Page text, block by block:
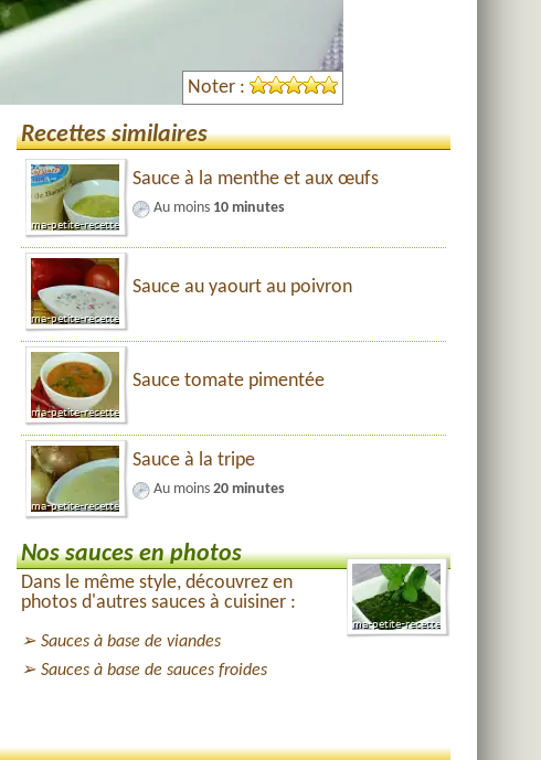
Noter :
Recettes similaires
Sauce à la menthe et aux œufs
Au moins 10 minutes
Sauce au yaourt au poivron
Sauce tomate pimentée
Sauce à la tripe
Au moins 20 minutes
Nos sauces en photos
Dans le même style, découvrez en
photos d'autres sauces à cuisiner :
Sauces à base de viandes
Sauces à base de sauces froides